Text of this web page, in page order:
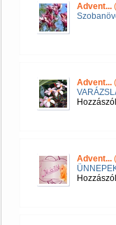
Advent...
Advent...
Advent...